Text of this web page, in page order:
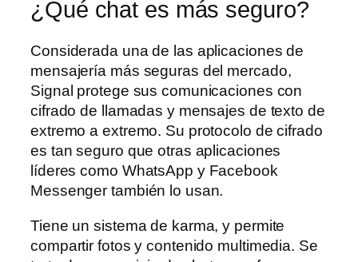
¿Qué chat es más seguro?
Considerada una de las aplicaciones de
mensajería más seguras del mercado,
Signal protege sus comunicaciones con
cifrado de llamadas y mensajes de texto de
extremo a extremo. Su protocolo de cifrado
es tan seguro que otras aplicaciones
líderes como WhatsApp y Facebook
Messenger también lo usan.
Tiene un sistema de karma, y permite
compartir fotos y contenido multimedia. Se